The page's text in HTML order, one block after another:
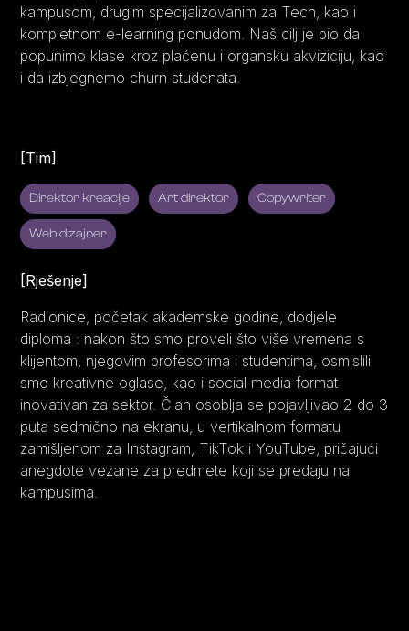
kampusom, drugim specijalizovanim za Tech, kao i
kompletnom e-learning ponudom. Naš cilj je bio da
popunimo klase kroz plaćenu i organsku akviziciju, kao
i da izbjegnemo churn studenata.
[Tim]
Direktor kreacije Art direktor Copywriter
Web dizajner
[Rješenje]
Radionice, početak akademske godine, dodjele
diploma : nakon što smo proveli što više vremena s
klijentom, njegovim profesorima i studentima, osmislili
smo kreativne oglase, kao i social media format
inovativan za sektor. Član osoblja se pojavljivao 2 do 3
puta sedmično na ekranu, u vertikalnom formatu
zamišljenom za Instagram, TikTok i YouTube, pričajući
anegdote vezane za predmete koji se predaju na
kampusima.